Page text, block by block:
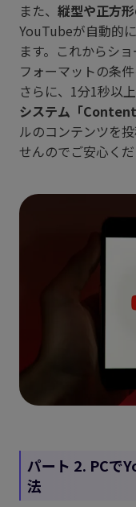
また、 縦型や正方
YouTubeが自動的
ます。これからシ
フォーマットの条
さらに、1分1秒以
システム「Content
ルのコンテンツを
せんのでご安心くだ
パート 2. PCで
法